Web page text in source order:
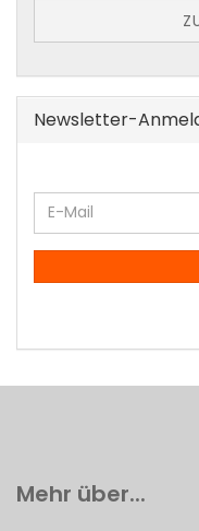
Newsletter-
WEITER
ZUR
NEWSLETTER-
E-
Mail
Mehr über...